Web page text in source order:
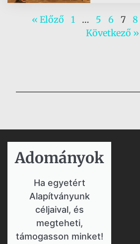
« Előző 1 … 5 6 7 8
Következő »
Adományok​
Ha egyetért
Alapítványunk
céljaival, és
megteheti,
támogasson minket!